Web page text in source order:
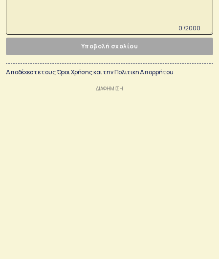
0 /2000
Υποβολή σχολίου
Αποδέχεστε τουςΌροι Χρήσηςκαι τηνΠολιτικη Απορρήτου